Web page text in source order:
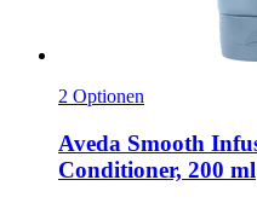
2 Optionen
Aveda Smooth
Conditioner, 200 ml